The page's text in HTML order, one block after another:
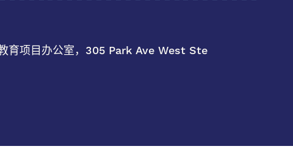
育项目办公室，305 Park Ave West Ste